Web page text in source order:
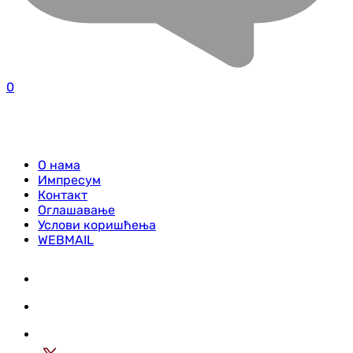
0
О нама
Импресум
Контакт
Оглашавање
Услови коришћења
WEBMAIL